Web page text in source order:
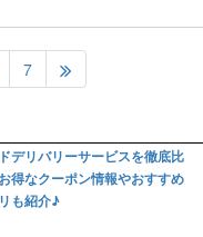
7
デリバリーサービスを徹底比
得なクーポン情報やおすすめ
も紹介♪